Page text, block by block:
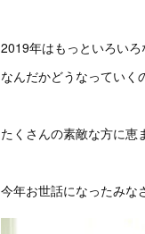
2019年はもっといろいろ
なんだかどうなってい
たくさんの素敵な方に恵
今年お世話になったみな